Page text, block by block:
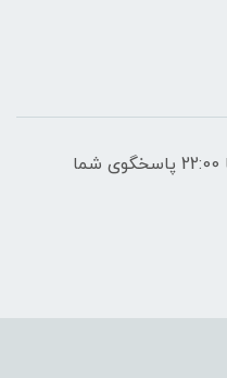
هفت روز هفته ، از ساعت 10:00 تا 22:00 پاسخگوی شما